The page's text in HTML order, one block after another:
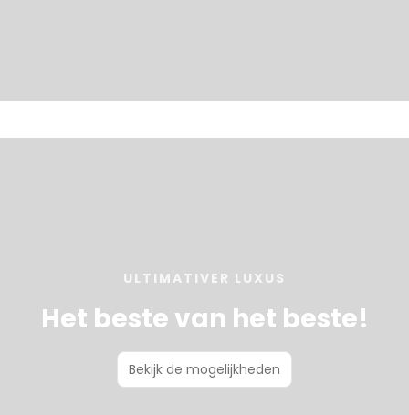
ULTIMATIVER LUXUS
Het beste van het beste!
Bekijk de mogelijkheden